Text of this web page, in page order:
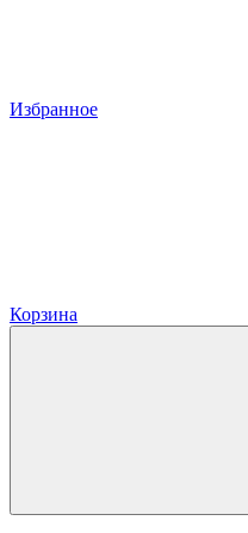
Избранное
Корзина